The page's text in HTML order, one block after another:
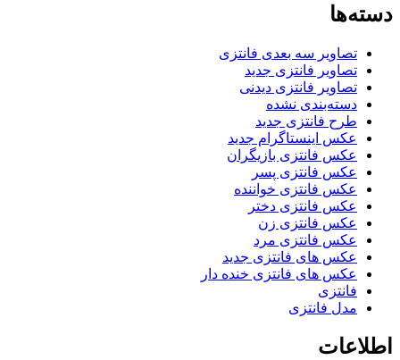
دسته‌ها
تصاویر سه بعدی فانتزی
تصاویر فانتزی جدید
تصاویر فانتزی دیدنی
دسته‌بندی نشده
طرح فانتزی جدید
عکس اینستاگرام جدید
عکس فانتزی بازیگران
عکس فانتزی پسر
عکس فانتزی خواننده
عکس فانتزی دختر
عکس فانتزی زن
عکس فانتزی مرد
عکس های فانتزی جدید
عکس های فانتزی خنده دار
فانتزی
مدل فانتزی
اطلاعات